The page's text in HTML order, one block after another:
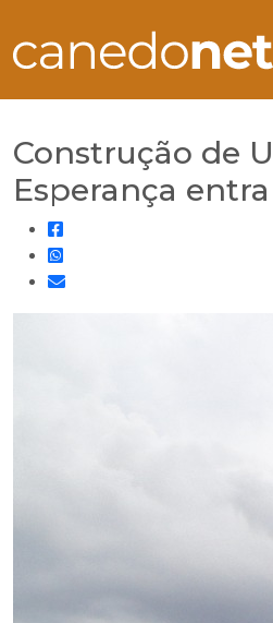
Construção de
Esperança